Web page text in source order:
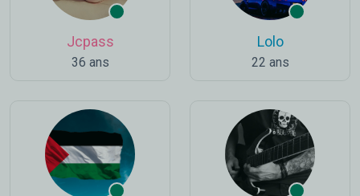
Jcpass
36 ans
Lolo
22 ans